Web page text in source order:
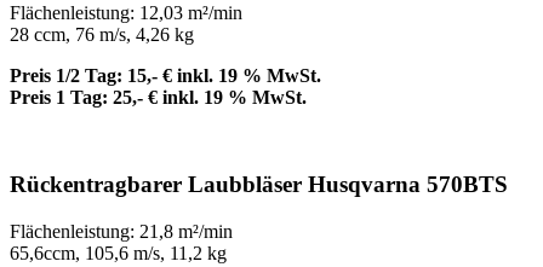
Flächenleistung: 12,03 m²/min
28 ccm, 76 m/s, 4,26 kg
Preis 1/2 Tag: 15,- € inkl. 19 % MwSt.
Preis 1 Tag: 25,- € inkl. 19 % MwSt.
Rückentragbarer Laubbläser Husqvarna 570BTS
Flächenleistung: 21,8 m²/min
65,6ccm, 105,6 m/s, 11,2 kg